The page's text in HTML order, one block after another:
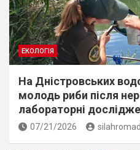
ЕКОЛОГІЯ
На Дністровських
молодь риби після
лабораторні
07/21/2026 silahromad